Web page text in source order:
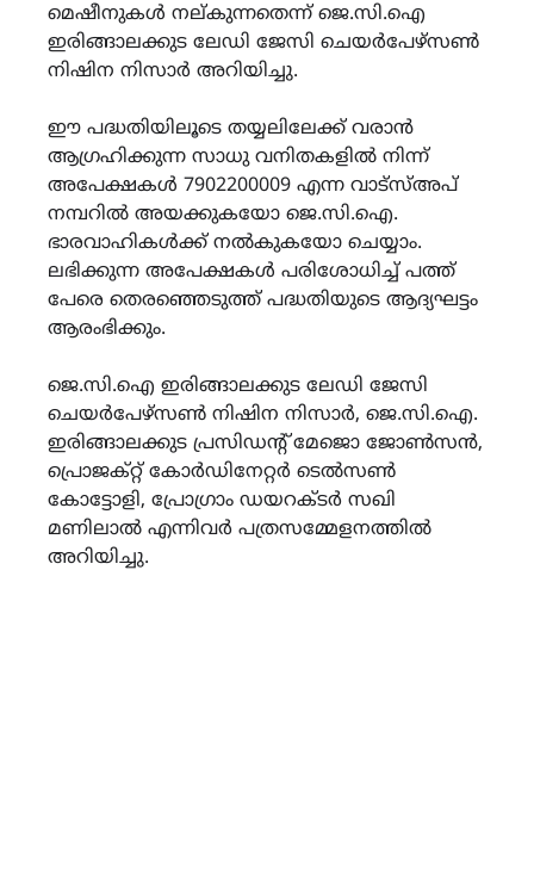
മെഷീനുകൾ നല്കുന്നതെന്ന് ജെ.സി.ഐ
ഇരിങ്ങാലക്കുട ലേഡി ജേസി ചെയർപേഴ്സൺ
നിഷിന നിസാർ അറിയിച്ചു.
ഈ പദ്ധതിയിലൂടെ തയ്യലിലേക്ക് വരാൻ
ആഗ്രഹിക്കുന്ന സാധു വനിതകളിൽ നിന്ന്
അപേക്ഷകൾ 7902200009 എന്ന വാട്സ്അപ്
നമ്പറിൽ അയക്കുകയോ ജെ.സി.ഐ.
ഭാരവാഹികൾക്ക് നൽകുകയോ ചെയ്യാം.
ലഭിക്കുന്ന അപേക്ഷകൾ പരിശോധിച്ച് പത്ത്
പേരെ തെരഞ്ഞെടുത്ത് പദ്ധതിയുടെ ആദ്യഘട്ടം
ആരംഭിക്കും.
ജെ.സി.ഐ ഇരിങ്ങാലക്കുട ലേഡി ജേസി
ചെയർപേഴ്സൺ നിഷിന നിസാർ, ജെ.സി.ഐ.
ഇരിങ്ങാലക്കുട പ്രസിഡന്‍റ് മേജൊ ജോൺസൻ,
പ്രൊജക്റ്റ് കോർഡിനേറ്റർ ടെൽസൺ
കോട്ടോളി, പ്രോഗ്രാം ഡയറക്ടർ സഖി
മണിലാൽ എന്നിവർ പത്രസമ്മേളനത്തിൽ
അറിയിച്ചു.